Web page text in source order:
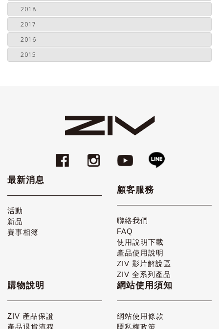
2018
2017
2016
2015
最新消息
活動
新品
賽事相簿
顧客服務
聯絡我們
FAQ
使用說明下載
產品使用說明
ZIV 影片解說區
ZIV 全系列產品
購物說明
ZIV 產品保證
產品退貨流程
網站使用須知
網站使用條款
隱私權政策